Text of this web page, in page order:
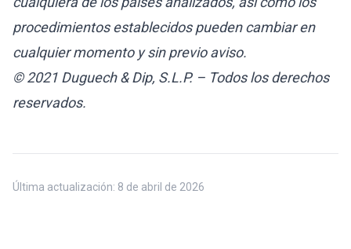
procedimientos establecidos pueden cambiar en
cualquier momento y sin previo aviso.
© 2021 Duguech & Dip, S.L.P. – Todos los derechos
reservados.
Última actualización: 8 de abril de 2026